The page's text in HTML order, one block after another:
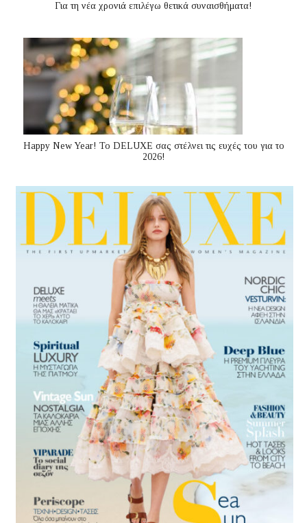
Για τη νέα χρονιά επιλέγω θετικά συναισθήματα!
Happy New Year! Το DELUXE σας στέλνει τις ευχές του για το
2026!